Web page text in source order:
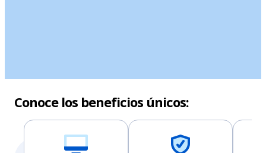
Conoce los beneficios únicos: